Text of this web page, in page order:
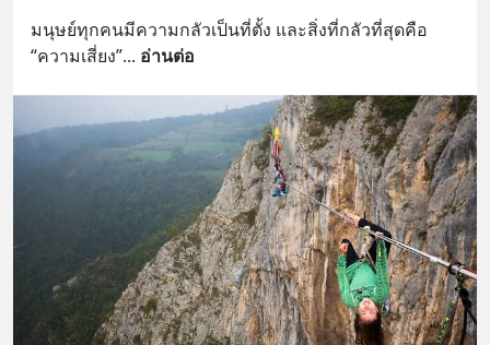
มนุษย์ทุกคนมีความกลัวเป็นที่ตั้ง และสิ่งที่กลัวที่สุดคือ
“ความเสี่ยง”... อ่านต่อ